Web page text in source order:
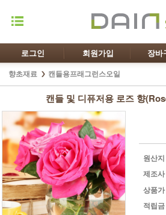
로그인 회원가입 장바
향초재료 캔들용프래그런스오일
캔들 및 디퓨저용 로즈 향
원산지
제조사
상품가
적립금